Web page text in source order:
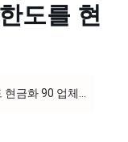
도를 현
현금화 90 업체...